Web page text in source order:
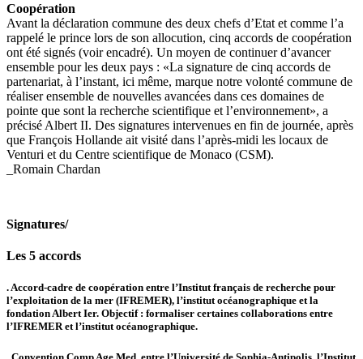
Coopération
Avant la déclaration commune des deux chefs d’Etat et comme l’a
rappelé le prince lors de son allocution, cinq accords de coopération
ont été signés (voir encadré). Un moyen de continuer d’avancer
ensemble pour les deux pays : «La signature de cinq accords de
partenariat, à l’instant, ici même, marque notre volonté commune de
réaliser ensemble de nouvelles avancées dans ces domaines de
pointe que sont la recherche scientifique et l’environnement», a
précisé Albert II. Des signatures intervenues en fin de journée, après
que François Hollande ait visité dans l’après-midi les locaux de
Venturi et du Centre scientifique de Monaco (CSM).
_Romain Chardan
Signatures/
Les 5 accords
. Accord-cadre de coopération entre l’Institut français de recherche pour
l’exploitation de la mer (IFREMER), l’institut océanographique et la
fondation Albert Ier. Objectif : formaliser certaines collaborations entre
l’IFREMER et l’institut océanographique.